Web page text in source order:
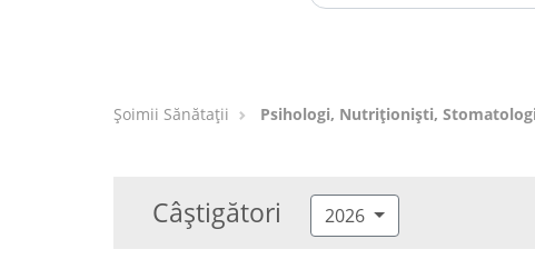
Şoimii Sănătații Psihologi, Nutriționiști,
Câștigători 2026